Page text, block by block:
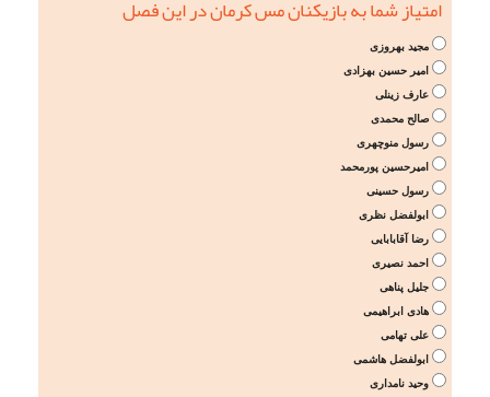
امتیاز شما به بازیکنان مس کرمان در این فصل
مجید بهروزی
امیر حسین بهزادی
عارف زینلی
صالح محمدی
رسول منوچهری
امیرحسین پورمحمد
رسول حسینی
ابولفضل نظری
رضا آقابابایی
احمد نصیری
جلیل پناهی
هادی ابراهیمی
علی تهامی
ابولفضل هاشمی
وحید نامداری